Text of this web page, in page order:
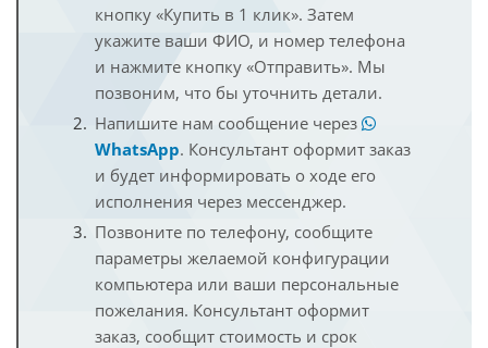
кнопку «Купить в 1 клик». Затем
укажите ваши ФИО, и номер телефона
и нажмите кнопку «Отправить». Мы
позвоним, что бы уточнить детали.
Напишите нам сообщение через
WhatsApp. Консультант оформит заказ
и будет информировать о ходе его
исполнения через мессенджер.
Позвоните по телефону, сообщите
параметры желаемой конфигурации
компьютера или ваши персональные
пожелания. Консультант оформит
заказ, сообщит стоимость и срок